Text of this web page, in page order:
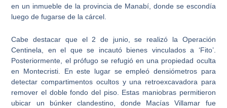
en un inmueble de la provincia de Manabí, donde se escondía
luego de fugarse de la cárcel.
Cabe destacar que el 2 de junio, se realizó la Operación
Centinela, en el que se incautó bienes vinculados a ‘Fito’.
Posteriormente, el prófugo se refugió en una propiedad oculta
en Montecristi. En este lugar se empleó densiómetros para
detectar compartimentos ocultos y una retroexcavadora para
remover el doble fondo del piso. Estas maniobras permitieron
ubicar un búnker clandestino, donde Macías Villamar fue